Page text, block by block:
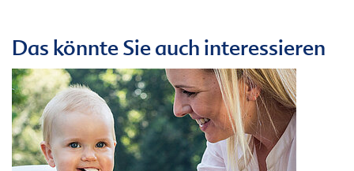
Das könnte Sie auch interessieren